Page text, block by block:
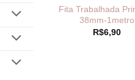
Fita Trabalhada
38mm-1metro
R$6,90